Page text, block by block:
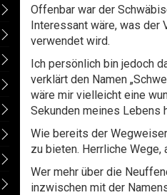
Offenbar war der
Interessant wäre, was der
verwendet wird.
Ich persönlich bin jedoch
verklärt den Namen
wäre mir vielleicht eine
Sekunden meines Lebens
Wie bereits der
zu bieten. Herrliche
Wer mehr über die
inzwischen mit der